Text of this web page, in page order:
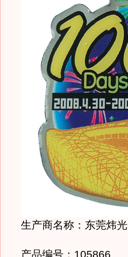
生产商名称：东莞炜光
产品编号：105866